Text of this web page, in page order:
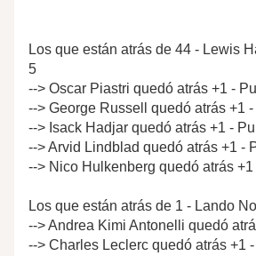
Los que están atrás de 44 - Lewis
5
--> Oscar Piastri quedó atrás +1 -
--> George Russell quedó atrás +1
--> Isack Hadjar quedó atrás +1 -
--> Arvid Lindblad quedó atrás +1 -
--> Nico Hulkenberg quedó atrás
Los que están atrás de 1 - Lando
--> Andrea Kimi Antonelli quedó
--> Charles Leclerc quedó atrás +1